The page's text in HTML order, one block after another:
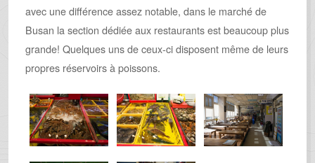
avec une différence assez notable, dans le marché de
Busan la section dédiée aux restaurants est beaucoup plus
grande! Quelques uns de ceux-ci disposent même de leurs
propres réservoirs à poissons.